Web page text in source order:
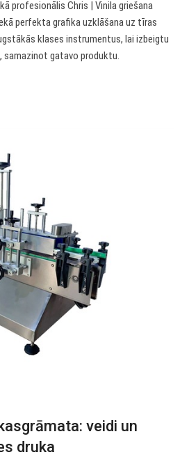
profesionālis Chris | Vinila griešana
perfekta grafika uzklāšana uz tīras
klases instrumentus, lai izbeigtu
samazinot gatavo produktu.
veidi un
druka